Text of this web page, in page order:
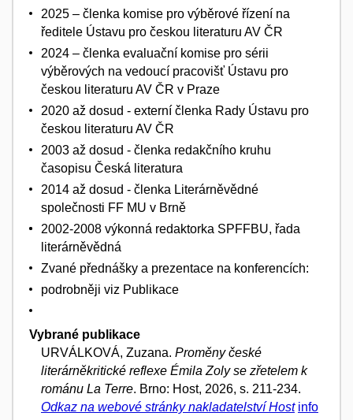
2025 – členka komise pro výběrové řízení na
ředitele Ústavu pro českou literaturu AV ČR
2024 – členka evaluační komise pro sérii
výběrových na vedoucí pracovišť Ústavu pro
českou literaturu AV ČR v Praze
2020 až dosud - externí členka Rady Ústavu pro
českou literaturu AV ČR
2003 až dosud - členka redakčního kruhu
časopisu Česká literatura
2014 až dosud - členka Literárněvědné
společnosti FF MU v Brně
2002-2008 výkonná redaktorka SPFFBU, řada
literárněvědná
Zvané přednášky a prezentace na konferencích:
podrobněji viz Publikace
Vybrané publikace
URVÁLKOVÁ, Zuzana. Proměny české
literárněkritické reflexe Émila Zoly se zřetelem k
románu La Terre. Brno: Host, 2026, s. 211-234.
Odkaz na webové stránky nakladatelství Host info